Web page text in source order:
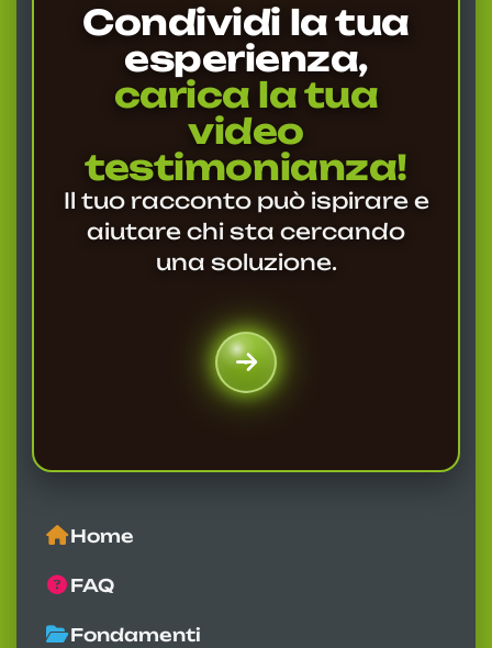
Condividi la tua
esperienza,
carica la tua
video
testimonianza!
Il tuo racconto può ispirare e
aiutare chi sta cercando
una soluzione.
Home
FAQ
Fondamenti